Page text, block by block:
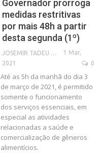
Governador prorroga
medidas restritivas
por mais 48h a partir
desta segunda (1º)
JOSEMIR TADEU FONSECA
1 Mar,
2021
0
Até as 5h da manhã do dia 3
de março de 2021, é permitido
somente o funcionamento
dos serviços essenciais, em
especial as atividades
relacionadas a saúde e
comercialização de gêneros
alimentícios.